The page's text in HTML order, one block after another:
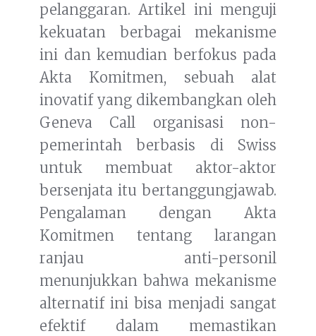
pelanggaran. Artikel ini menguji
kekuatan berbagai mekanisme
ini dan kemudian berfokus pada
Akta Komitmen, sebuah alat
inovatif yang dikembangkan oleh
Geneva Call organisasi non-
pemerintah berbasis di Swiss
untuk membuat aktor-aktor
bersenjata itu bertanggungjawab.
Pengalaman dengan Akta
Komitmen tentang larangan
ranjau anti-personil
menunjukkan bahwa mekanisme
alternatif ini bisa menjadi sangat
efektif dalam memastikan